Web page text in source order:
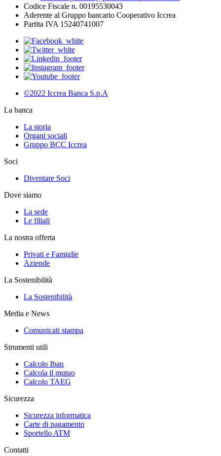
Codice Fiscale n. 00195530043
Aderente al Gruppo bancario Cooperativo Iccrea
Partita IVA 15240741007
©2022 Iccrea Banca S.p.A
La banca
La storia
Organi sociali
Gruppo BCC Iccrea
Soci
Diventare Soci
Dove siamo
La sede
Le filiali
La nostra offerta
Privati e Famiglie
Aziende
La Sostenibilità
La Sostenibilità
Media e News
Comunicati stampa
Strumenti utili
Calcolo Iban
Calcola il mutuo
Calcolo TAEG
Sicurezza
Sicurezza informatica
Carte di pagamento
Sportello ATM
Contatti